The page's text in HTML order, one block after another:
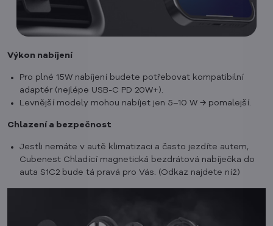
Výkon nabíjení
Pro plné 15W nabíjení budete potřebovat kompatibilní
adaptér (nejlépe USB-C PD 20W+).
Levnější modely mohou nabíjet jen 5–10 W → pomalejší.
Chlazení a bezpečnost
Jestli nemáte v autě klimatizaci a často jezdíte autem,
Cubenest Chladící magnetická bezdrátová nabíječka do
auta S1C2 bude tá pravá pro Vás. (Odkaz najdete níž)